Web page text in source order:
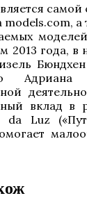
models.com,
2013 года, в
Адриана
вклад в
da Luz